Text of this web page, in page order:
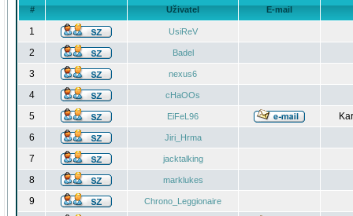
# Uživatel E-mail
1 UsiReV
2 Badel
3 nexus6
4 cHaOOs
5 EiFeL96
6
Jiri_Hrma
7 jacktalking
8 marklukes
9 Chrono_Leggionaire